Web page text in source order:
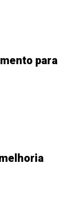
para